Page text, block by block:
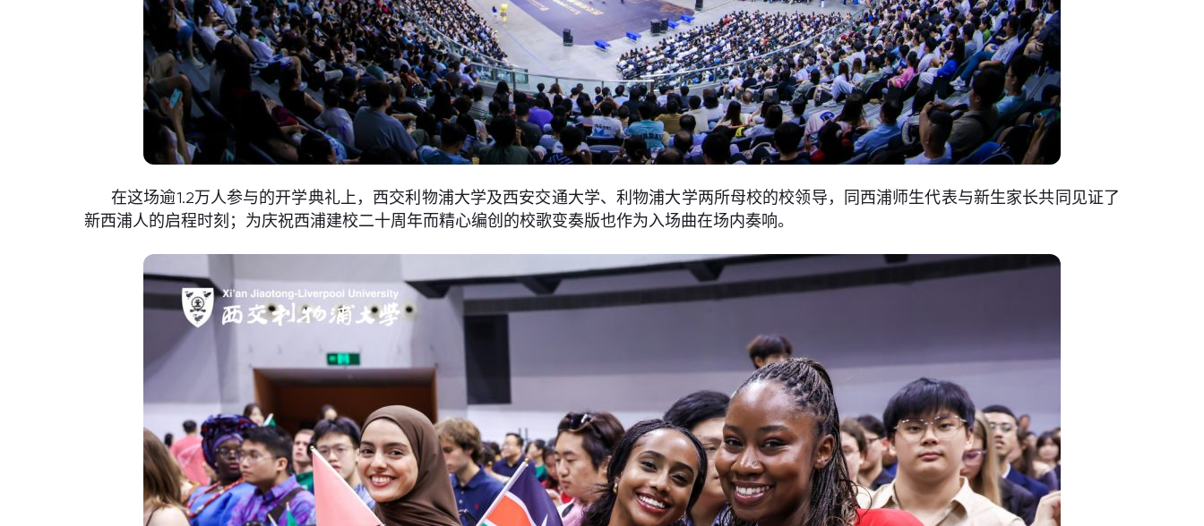
在这场逾1.2万人参与的开学典礼上，西交利物浦大学及西安交通大学、利物浦大学两所母校的校领导，同西浦师生代表与新生家长共同见证了
新西浦人的启程时刻；为庆祝西浦建校二十周年而精心编创的校歌变奏版也作为入场曲在场内奏响。